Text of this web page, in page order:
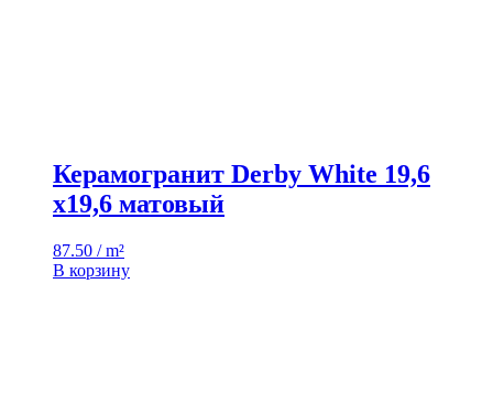
Керамогранит Derby White 19,6
x19,6 матовый
87.50 / m²
В корзину